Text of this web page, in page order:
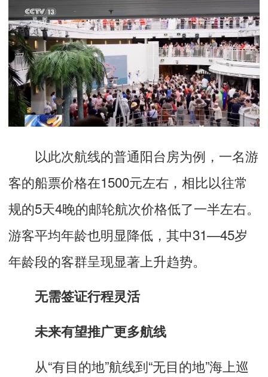
以此次航线的普通阳台房为例，一名游
客的船票价格在1500元左右，相比以往常
规的5天4晚的邮轮航次价格低了一半左右。
游客平均年龄也明显降低，其中31—45岁
年龄段的客群呈现显著上升趋势。
无需签证行程灵活
未来有望推广更多航线
从“有目的地”航线到“无目的地”海上巡